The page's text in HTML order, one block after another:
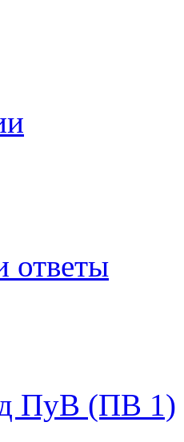
ответы
ПуВ (ПВ 1)